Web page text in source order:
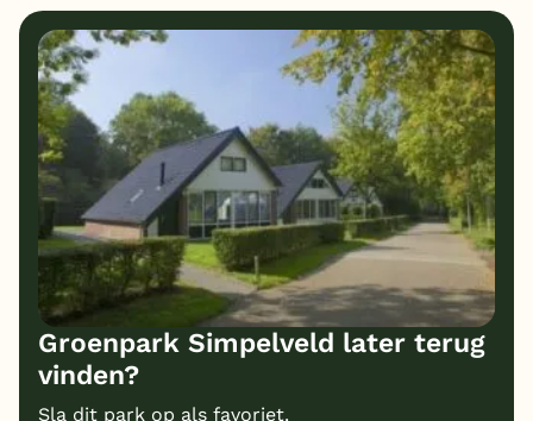
6 Bungalows 1 Kindvriendelijk
6 Prijs/kwaliteit
Groenpark Simpelveld later terug
vinden?
Sla dit park op als favoriet.